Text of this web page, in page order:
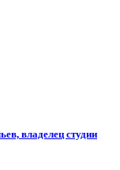
владелец студии